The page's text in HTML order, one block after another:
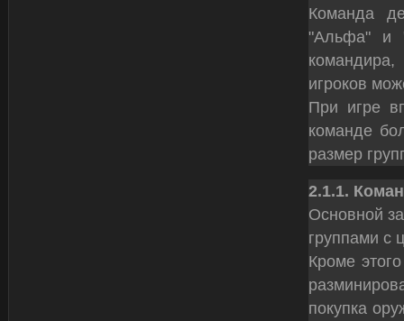
Команда
"Альфа" и
игроков
При игре
команде
размер
2.1.1.
Основной
группами с
Кроме
покупка